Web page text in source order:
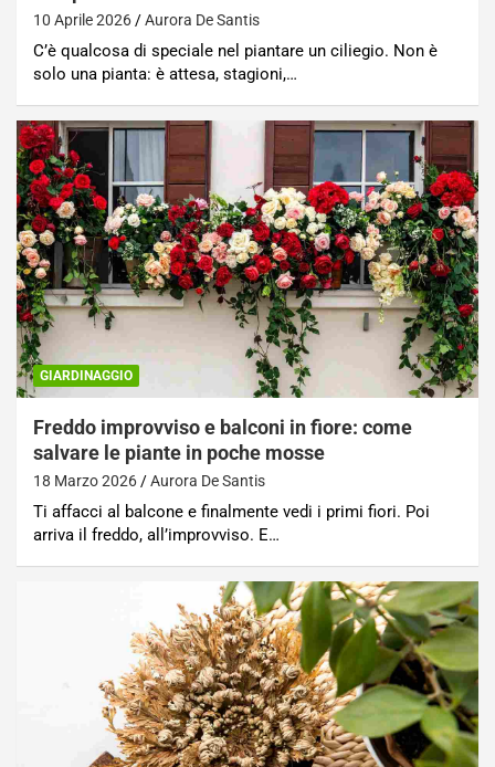
10 Aprile 2026 Aurora De Santis
C’è qualcosa di speciale nel piantare un ciliegio. Non è
solo una pianta: è attesa, stagioni,…
GIARDINAGGIO
Freddo improvviso e balconi in fiore: come
salvare le piante in poche mosse
18 Marzo 2026 Aurora De Santis
Ti affacci al balcone e finalmente vedi i primi fiori. Poi
arriva il freddo, all’improvviso. E…